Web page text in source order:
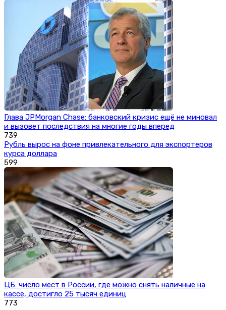
Глава JPMorgan Chase: банковский кризис ещё не миновал
и вызовет последствия на многие годы вперед
739
Рубль вырос на фоне привлекательного для экспортеров
курса доллара
599
ЦБ: число мест в России, где можно снять наличные на
кассе, достигло 25 тысяч единиц
773